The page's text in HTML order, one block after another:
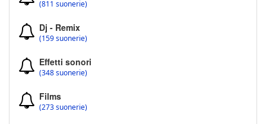
(811 suonerie)
Dj - Remix
(159 suonerie)
Effetti sonori
(348 suonerie)
Films
(273 suonerie)